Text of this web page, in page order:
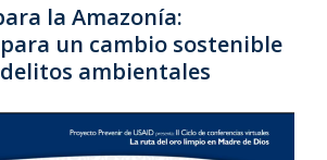
la Amazonía:
un cambio sostenible
ambientales